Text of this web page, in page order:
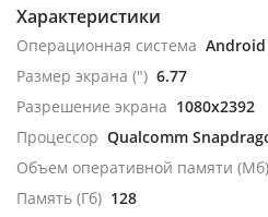
Характеристики
Операционная система Android
Размер экрана (") 6.77
Разрешение экрана 1080x2392
Процессор Qualcomm
Объем оперативной памяти (Мб)
Память (Гб) 128